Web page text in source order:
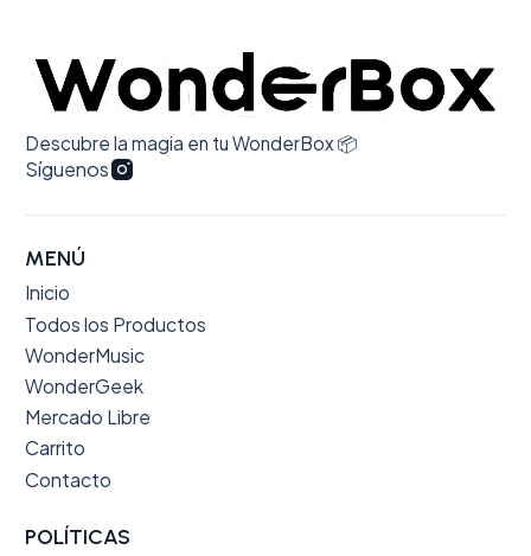
Descubre la magia en tu WonderBox 📦
Síguenos
MENÚ
Inicio
Todos los Productos
WonderMusic
WonderGeek
Mercado Libre
Carrito
Contacto
POLÍTICAS